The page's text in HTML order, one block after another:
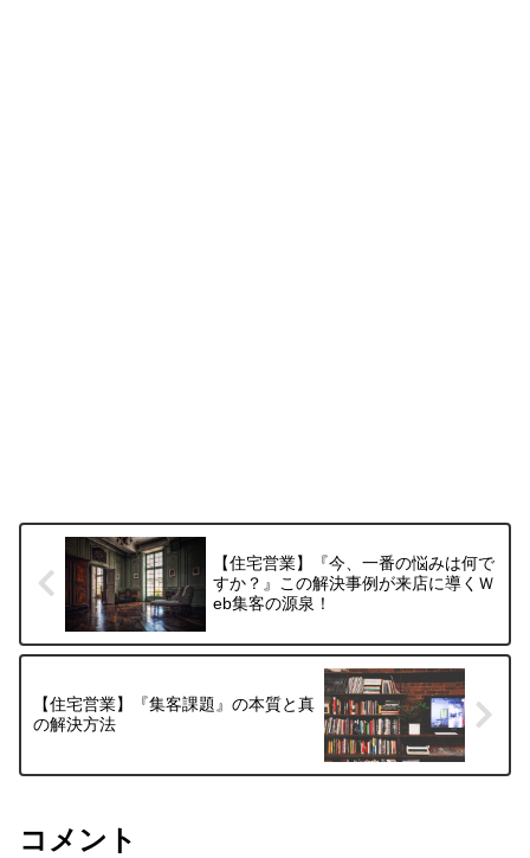
【住宅営業】『今、一番の悩みは何で
すか？』この解決事例が来店に導くＷ
eb集客の源泉！
【住宅営業】『集客課題』の本質と真
の解決方法
コメント